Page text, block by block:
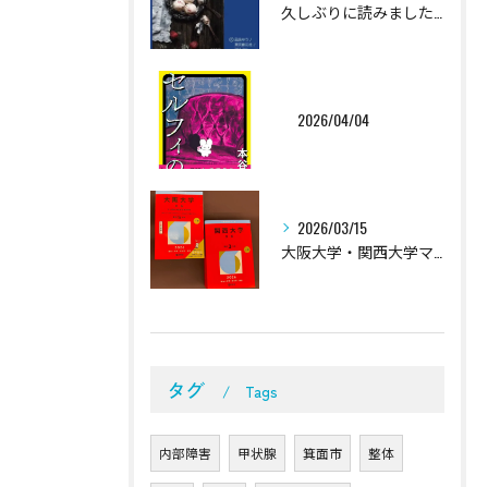
2026/04/04
2026/03/15
タグ Tags
内部障害 甲状腺 箕面市 整体